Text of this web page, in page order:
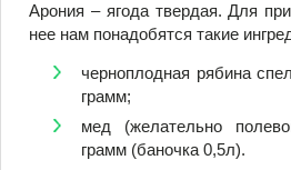
Арония – ягода твердая. Для
нее нам понадобятся такие
черноплодная рябина
грамм;
мед (желательно
грамм (баночка 0,5л).